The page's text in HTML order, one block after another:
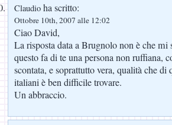
Claudio ha scritto:
Ottobre 10th, 2007 alle 12:02
Ciao David,
La risposta data a Brugnolo non è che mi
questo fa di te una persona non ruffiana,
scontata, e soprattutto vera, qualità che
italiani è ben difficile trovare.
Un abbraccio.